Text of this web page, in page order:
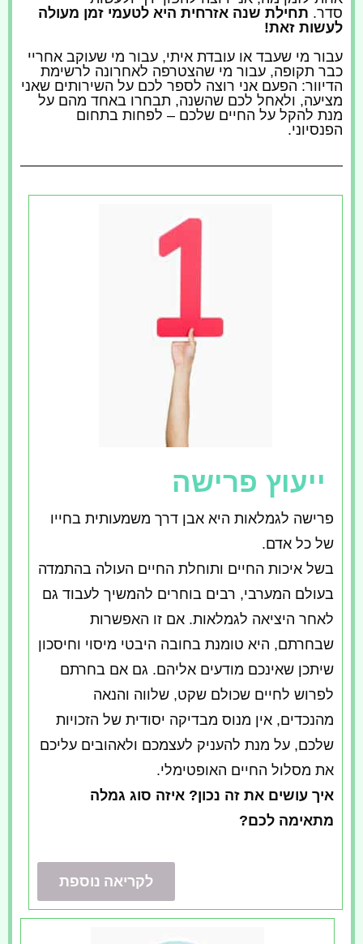
סדר. תחילת שנה אזרחית היא לטעמי זמן מעולה
לעשות זאת!
עבור מי שעבד או עובדת איתי, עבור מי שעוקב אחריי
כבר תקופה, עבור מי שהצטרפה לאחרונה לרשימת
הדיוור: הפעם אני רוצה לספר לכם על השירותים שאני
מציעה, ולאחל לכם שהשנה, תבחרו באחד מהם על
מנת להקל על החיים שלכם – לפחות בתחום
הפנסיוני.
ייעוץ פרישה
פרישה לגמלאות היא אבן דרך משמעותית בחייו
של כל אדם.
בשל איכות החיים ותוחלת החיים העולה בהתמדה
בעולם המערבי, רבים בוחרים להמשיך לעבוד גם
לאחר היציאה לגמלאות. אם זו האפשרות
שבחרתם, היא טומנת בחובה היבטי מיסוי וחיסכון
שיתכן שאינכם מודעים אליהם. גם אם בחרתם
לפרוש לחיים שכולם שקט, שלווה והנאה
מהנכדים, אין מנוס מבדיקה יסודית של הזכויות
שלכם, על מנת להעניק לעצמכם ולאהובים עליכם
את מסלול החיים האופטימלי.
איך עושים את זה נכון? איזה סוג גמלה
מתאימה לכם?
לקריאה נוספת